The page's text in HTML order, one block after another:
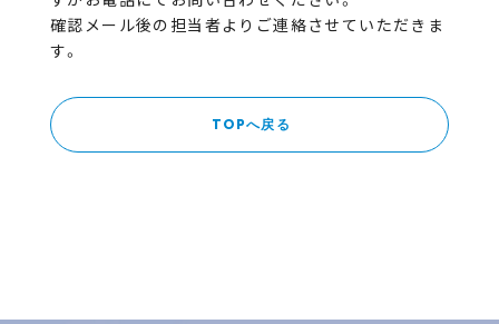
確認メール後の担当者よりご連絡させていただきま
す。
TOPへ戻る